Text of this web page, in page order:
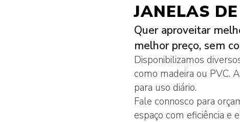
JANELAS
Quer aproveitar
melhor preço, sem
Disponibilizamos
como madeira ou PVC.
para uso diário.
Fale connosco para
espaço com eficiência e